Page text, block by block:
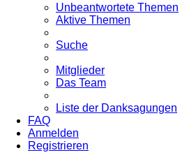
Unbeantwortete Themen
Aktive Themen
Suche
Mitglieder
Das Team
Liste der Danksagungen
FAQ
Anmelden
Registrieren